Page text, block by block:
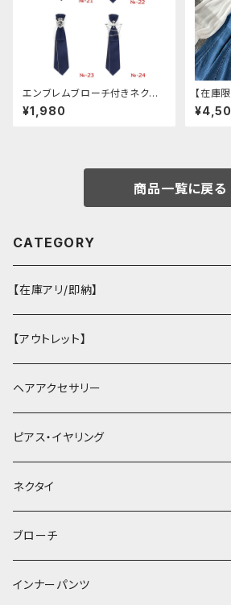
エンブレムブローチ付きネクタ
イ(ネイビー)
¥1,980
【在庫
ョルダ
商品一覧に戻る
CATEGORY
【在庫アリ/即納】
【アウトレット】
ヘアアクセサリー
ヘアクリップ
ヘッドドレス・カチューシャ
ヘアゴム
簪
ピアス・イヤリング
ネクタイ
ブローチ
インナーパンツ